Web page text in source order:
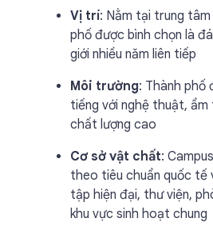
Vị trí: Nằm tại trung
phố được bình chọn là
giới nhiều năm liên tiếp
Môi trường: Thành phố
tiếng với nghệ thuật,
chất lượng cao
Cơ sở vật chất:
theo tiêu chuẩn quốc tế
tập hiện đại, thư viện,
khu vực sinh hoạt chung